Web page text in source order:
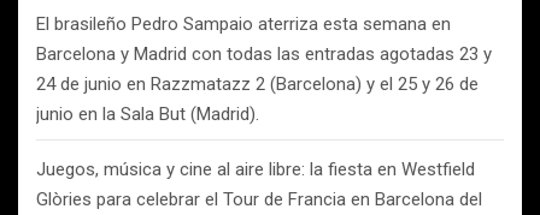
El brasileño Pedro Sampaio aterriza esta semana en
Barcelona y Madrid con todas las entradas agotadas 23 y
24 de junio en Razzmatazz 2 (Barcelona) y el 25 y 26 de
junio en la Sala But (Madrid).
Juegos, música y cine al aire libre: la fiesta en Westfield
Glòries para celebrar el Tour de Francia en Barcelona del